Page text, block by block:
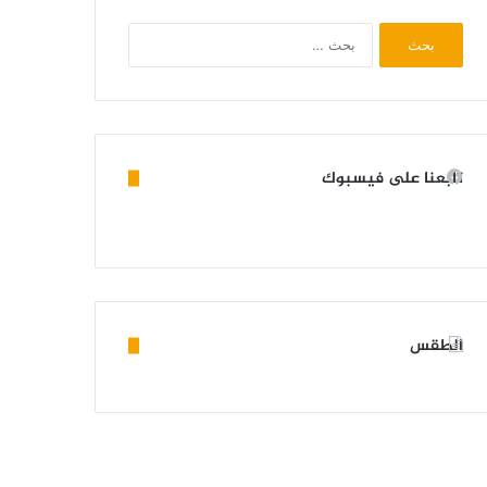
عن:
تابعنا على فيسبوك
الطقس